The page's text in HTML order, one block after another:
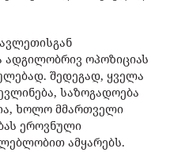
ადგილობრივ ოპოზიციას
შედეგად, ყველა
საზოგადოება
ხოლო მმართველი
ეროვნული
ამყარებს.